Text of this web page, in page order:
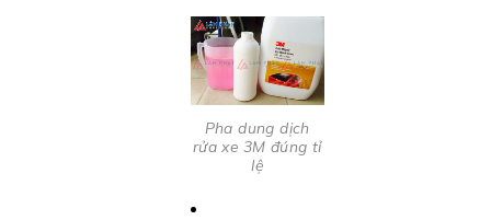
Pha dung dịch
rửa xe 3M đúng tỉ
lệ